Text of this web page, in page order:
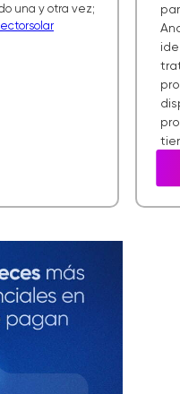
una y otra vez;